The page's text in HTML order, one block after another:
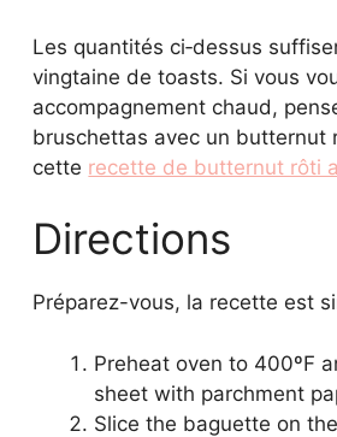
Les quantités ci‑dessus
vingtaine de toasts. Si vous
accompagnement chaud,
bruschettas avec un butternut
cette recette de butternut rôti
Directions
Préparez-vous, la recette est
Preheat oven to 400ºF
sheet with parchment
Slice the baguette on